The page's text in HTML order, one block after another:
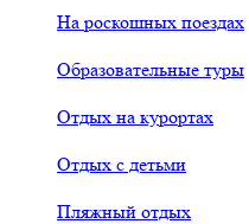
На роскошных поездах
Образовательные туры
Отдых на курортах
Отдых с детьми
Пляжный отдых